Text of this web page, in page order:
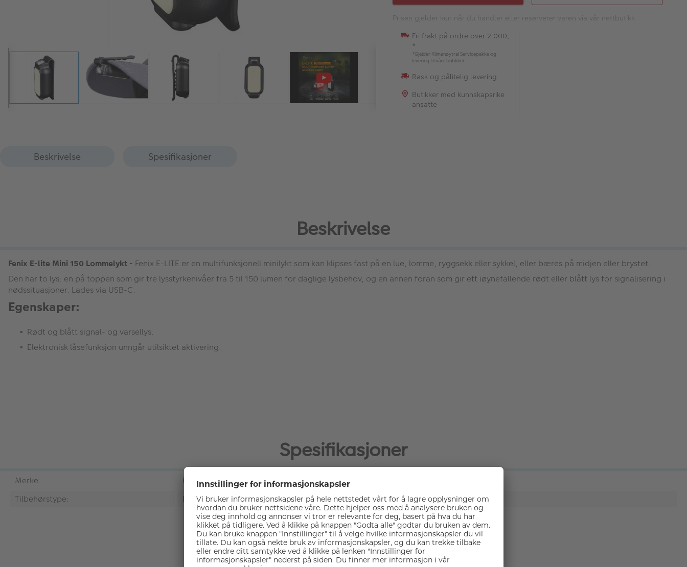
Prisen gjelder kun når du handler eller reserverer varen via vår nettbutikk.
Fri frakt på ordre over 2 000,-
*
*Gjelder Klimanøytral Servicepakke og
levering til våre butikker
Rask og pålitelig levering
Butikker med kunnskapsrike
ansatte
Beskrivelse Spesifikasjoner
Beskrivelse
Fenix E-lite Mini 150 Lommelykt - Fenix E-LITE er en multifunksjonell minilykt som kan klipses fast på en lue, lomme, ryggsekk eller sykkel, eller bæres på midjen eller brystet.
Den har to lys: en på toppen som gir tre lysstyrkenivåer fra 5 til 150 lumen for daglige lysbehov, og en annen foran som gir ett iøynefallende rødt eller blått lys for signalisering i
nødssituasjoner. Lades via USB-C.
Egenskaper:
Rødt og blått signal- og varsellys.
Elektronisk låsefunksjon unngår utilsiktet aktivering.
Spesifikasjoner
Merke:
Fenix
Tilbehørstype:
Lommelykt